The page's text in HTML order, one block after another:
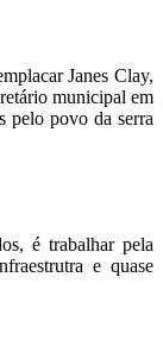
Janes Clay,
municipal em
pelo povo da serra
é trabalhar pela
e quase